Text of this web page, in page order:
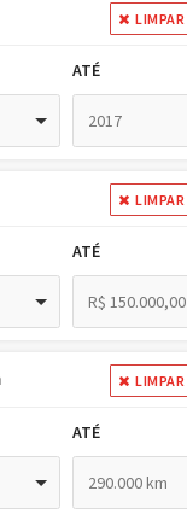
LIMPAR
ATÉ
2017
LIMPAR
ATÉ
R$ 150.000,00
LIMPAR
ATÉ
290.000 km